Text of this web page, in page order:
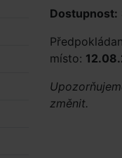
Dostupnost:
místo:
změnit.